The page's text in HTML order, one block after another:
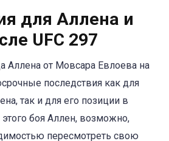
для Аллена и
UFC 297
Аллена от Мовсара Евлоева на
последствия как для
так и для его позиции в
этого боя Аллен, возможно,
пересмотреть свою